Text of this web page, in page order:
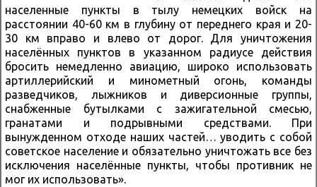
населенные пункты в тылу немецких войск на
расстоянии 40-60 км в глубину от переднего края и 20-
30 км вправо и влево от дорог. Для уничтожения
населённых пунктов в указанном радиусе действия
бросить немедленно авиацию, широко использовать
артиллерийский и минометный огонь, команды
разведчиков, лыжников и диверсионные группы,
снабженные бутылками с зажигательной смесью,
гранатами и подрывными средствами. При
вынужденном отходе наших частей… уводить с собой
советское население и обязательно уничтожать все без
исключения населённые пункты, чтобы противник не
мог их использовать».